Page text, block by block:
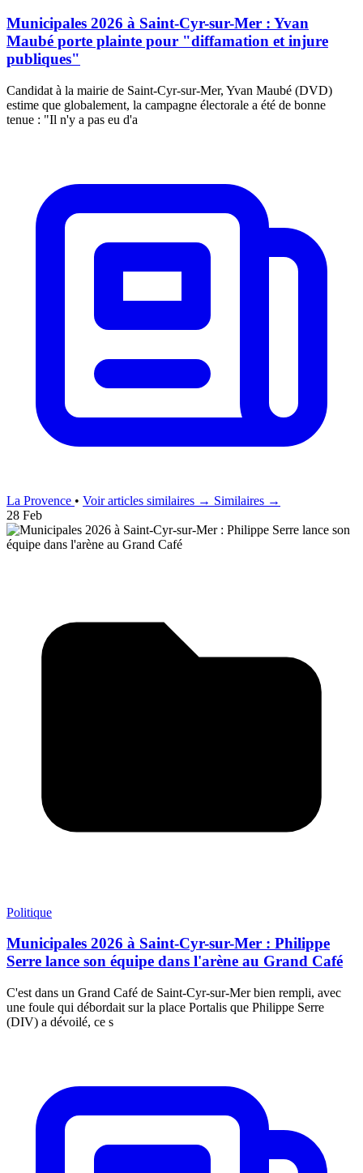
Municipales 2026 à Saint-Cyr-sur-Mer : Yvan
Maubé porte plainte pour "diffamation et injure
publiques"
Candidat à la mairie de Saint-Cyr-sur-Mer, Yvan Maubé (DVD)
estime que globalement, la campagne électorale a été de bonne
tenue : "Il n'y a pas eu d'a
La Provence • Voir articles similaires → Similaires →
28 Feb
Politique
Municipales 2026 à Saint-Cyr-sur-Mer : Philippe
Serre lance son équipe dans l'arène au Grand Café
C'est dans un Grand Café de Saint-Cyr-sur-Mer bien rempli, avec
une foule qui débordait sur la place Portalis que Philippe Serre
(DIV) a dévoilé, ce s